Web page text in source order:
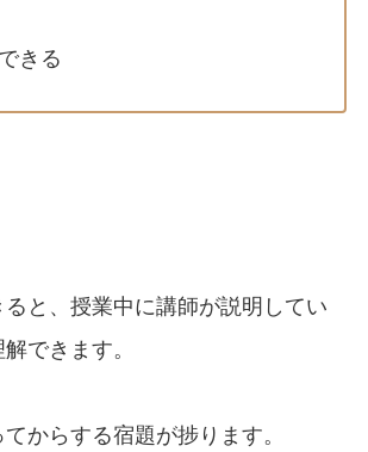
きる
と、授業中に講師が説明してい
できます。
からする宿題が捗ります。